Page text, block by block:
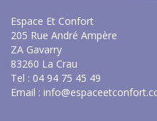
Espace Et Confort
205 Rue André Ampère
ZA Gavarry
83260 La Crau
Tel : 04 94 75 45 49
Email :